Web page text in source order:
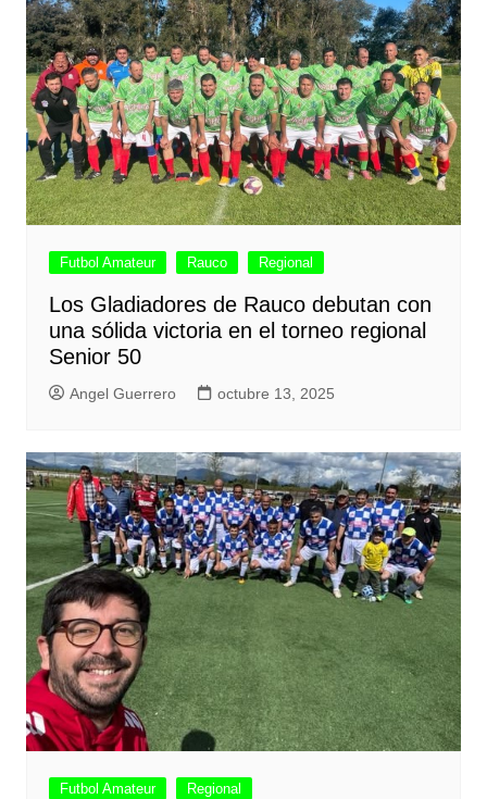
Futbol Amateur Rauco Regional
Los Gladiadores de Rauco debutan con
una sólida victoria en el torneo regional
Senior 50
Angel Guerrero octubre 13, 2025
Futbol Amateur Regional